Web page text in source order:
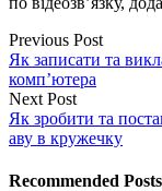
Previous Post
Як записати та
комп’ютера
Next Post
Як зробити та
аву в кружечку
Recommended Posts